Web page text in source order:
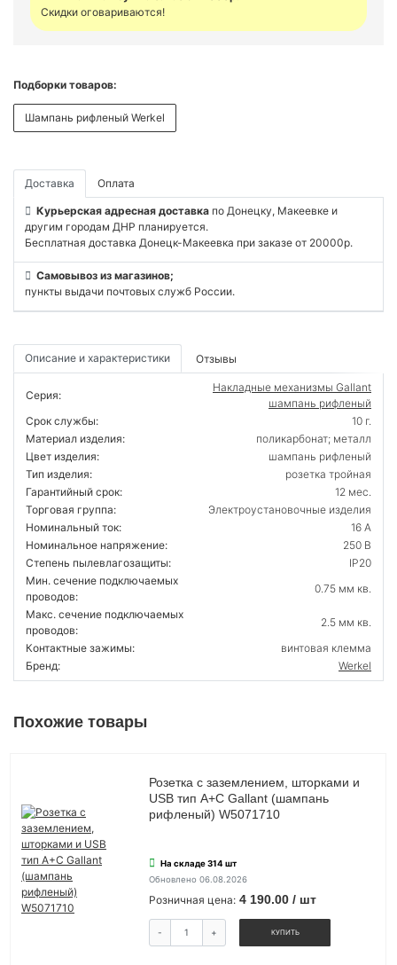
Скидки оговариваются!
Подборки товаров:
Шампань рифленый Werkel
Доставка Оплата
Курьерская адресная доставка по Донецку, Макеевке и
другим городам ДНР планируется.
Бесплатная доставка Донецк-Макеевка при заказе от 20000р.
Самовывоз из магазинов;
пункты выдачи почтовых служб России.
Описание и характеристики Отзывы
Серия:
Накладные механизмы Gallant
шампань рифленый
Срок службы:
10 г.
Материал изделия:
поликарбонат; металл
Цвет изделия:
шампань рифленый
Тип изделия:
розетка тройная
Гарантийный срок:
12 мес.
Торговая группа:
Электроустановочные изделия
Номинальный ток:
16 А
Номинальное напряжение:
250 В
Степень пылевлагозащиты:
IP20
Мин. сечение подключаемых
проводов:
0.75 мм кв.
Макс. сечение подключаемых
проводов:
2.5 мм кв.
Контактные зажимы:
винтовая клемма
Бренд:
Werkel
Похожие товары
Розетка с заземлением, шторками и
USB тип A+C Gallant (шампань
рифленый) W5071710
На складе 314 шт
Обновлено 06.08.2026
Розничная цена: 4 190.00 / шт
- + КУПИТЬ